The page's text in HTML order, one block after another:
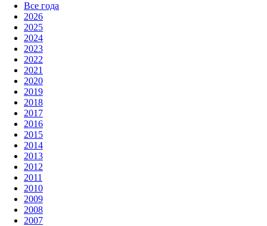
Все года
2026
2025
2024
2023
2022
2021
2020
2019
2018
2017
2016
2015
2014
2013
2012
2011
2010
2009
2008
2007